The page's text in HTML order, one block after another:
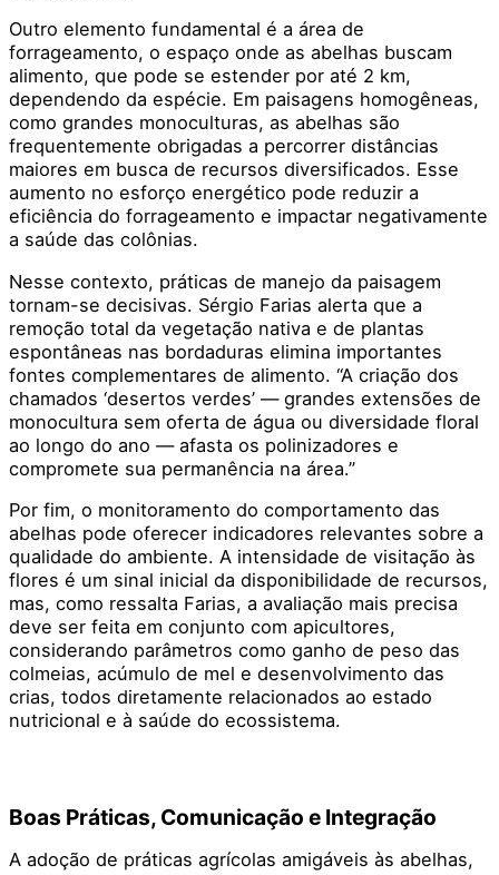
Outro elemento fundamental é a área de
forrageamento, o espaço onde as abelhas buscam
alimento, que pode se estender por até 2 km,
dependendo da espécie. Em paisagens homogêneas,
como grandes monoculturas, as abelhas são
frequentemente obrigadas a percorrer distâncias
maiores em busca de recursos diversificados. Esse
aumento no esforço energético pode reduzir a
eficiência do forrageamento e impactar negativamente
a saúde das colônias.
Nesse contexto, práticas de manejo da paisagem
tornam-se decisivas. Sérgio Farias alerta que a
remoção total da vegetação nativa e de plantas
espontâneas nas bordaduras elimina importantes
fontes complementares de alimento. “A criação dos
chamados ‘desertos verdes’ — grandes extensões de
monocultura sem oferta de água ou diversidade floral
ao longo do ano — afasta os polinizadores e
compromete sua permanência na área.”
Por fim, o monitoramento do comportamento das
abelhas pode oferecer indicadores relevantes sobre a
qualidade do ambiente. A intensidade de visitação às
flores é um sinal inicial da disponibilidade de recursos,
mas, como ressalta Farias, a avaliação mais precisa
deve ser feita em conjunto com apicultores,
considerando parâmetros como ganho de peso das
colmeias, acúmulo de mel e desenvolvimento das
crias, todos diretamente relacionados ao estado
nutricional e à saúde do ecossistema.
Boas Práticas, Comunicação e Integração
A adoção de práticas agrícolas amigáveis às abelhas,